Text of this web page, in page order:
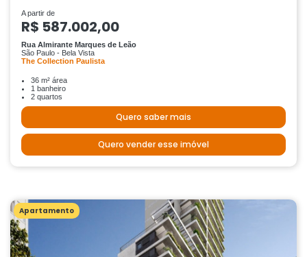
A partir de
R$ 587.002,00
Rua Almirante Marques de Leão
São Paulo - Bela Vista
The Collection Paulista
36 m² área
1 banheiro
2 quartos
Quero saber mais
Quero vender esse imóvel
Apartamento